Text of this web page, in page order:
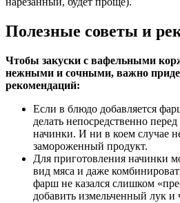
Полезные советы и
Чтобы закуски с вафельными
нежными и сочными, важно
рекомендаций:
Если в блюдо добавляется
делать непосредственно
начинки. И ни в коем случае
замороженный продукт.
Для приготовления начинки
вид мяса и даже
фарш не казался слишком
добавить измельченный лук и